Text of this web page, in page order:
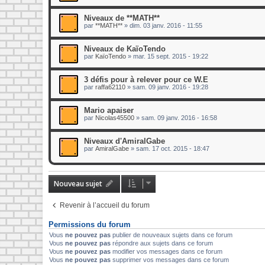
Niveaux de **MATH**
par **MATH** » dim. 03 janv. 2016 - 11:55
Niveaux de KaïoTendo
par KaïoTendo » mar. 15 sept. 2015 - 19:22
3 défis pour à relever pour ce W.E
par raffa62110 » sam. 09 janv. 2016 - 19:28
Mario apaiser
par Nicolas45500 » sam. 09 janv. 2016 - 16:58
Niveaux d'AmiralGabe
par AmiralGabe » sam. 17 oct. 2015 - 18:47
Nouveau sujet
Revenir à l’accueil du forum
Permissions du forum
Vous ne pouvez pas publier de nouveaux sujets dans ce forum
Vous ne pouvez pas répondre aux sujets dans ce forum
Vous ne pouvez pas modifier vos messages dans ce forum
Vous ne pouvez pas supprimer vos messages dans ce forum